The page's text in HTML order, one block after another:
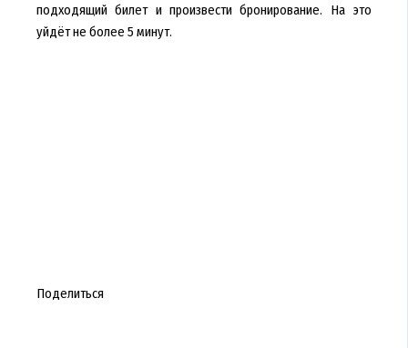
подходящий билет и произвести бронирование. На это
уйдёт не более 5 минут.
Поделиться